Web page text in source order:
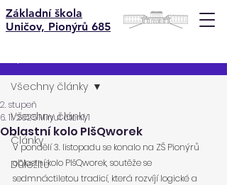
Základní škola
Uničov, Pionýrů 685
Všechny články
Články
Důležité
Všechny články
Oblastní kolo PIšQworek
2. stupeň
6. 11. 2025Minut čtení: 1
V pondělí 3. listopadu se konalo na ZŠ Pionýrů
oblastní kolo PIšQworek, soutěže se
sedmnáctiletou tradicí, která rozvíjí logické a